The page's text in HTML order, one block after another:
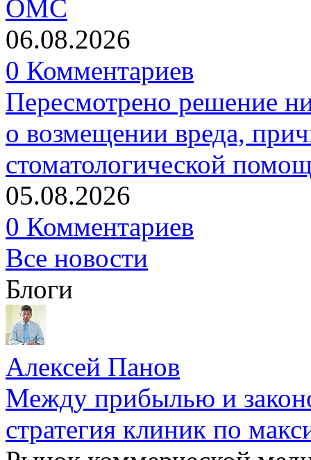
ОМС
06.08.2026
0 Комментариев
Пересмотрено решение
о возмещении вреда,
стоматологической
05.08.2026
0 Комментариев
Все новости
Блоги
Алексей Панов
Между прибылью и
стратегия клиник по